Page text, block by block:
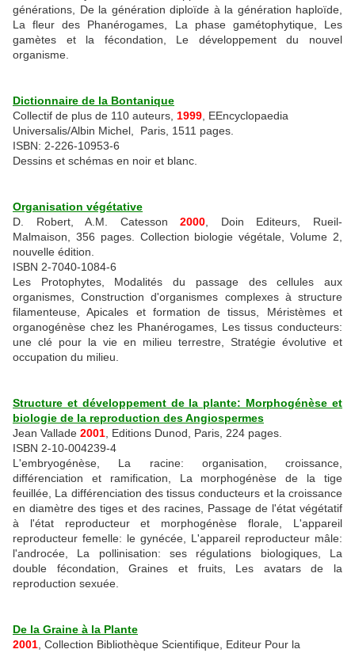
générations, De la génération diploïde à la génération haploïde,
La fleur des Phanérogames, La phase gamétophytique, Les
gamètes et la fécondation, Le développement du nouvel
organisme.
Dictionnaire de la Bontanique
Collectif de plus de 110 auteurs, 1999 , EEncyclopaedia
Universalis/Albin Michel, Paris, 1511 pages.
ISBN: 2-226-10953-6
Dessins et schémas en noir et blanc.
Organisation végétative
D. Robert, A.M. Catesson2000 , Doin Editeurs, Rueil-
Malmaison, 356 pages. Collection biologie végétale, Volume 2,
nouvelle édition.
ISBN 2-7040-1084-6
Les Protophytes, Modalités du passage des cellules aux
organismes, Construction d'organismes complexes à structure
filamenteuse, Apicales et formation de tissus, Méristèmes et
organogénèse chez les Phanérogames, Les tissus conducteurs:
une clé pour la vie en milieu terrestre, Stratégie évolutive et
occupation du milieu.
Structure et développement de la plante: Morphogénèse et
biologie de la reproduction des Angiospermes
Jean Vallade 2001 , Editions Dunod, Paris, 224 pages.
ISBN 2-10-004239-4
L'embryogénèse, La racine: organisation, croissance,
différenciation et ramification, La morphogénèse de la tige
feuillée, La différenciation des tissus conducteurs et la croissance
en diamètre des tiges et des racines, Passage de l'état végétatif
à l'état reproducteur et morphogénèse florale, L'appareil
reproducteur femelle: le gynécée, L'appareil reproducteur mâle:
l'androcée, La pollinisation: ses régulations biologiques, La
double fécondation, Graines et fruits, Les avatars de la
reproduction sexuée.
De la Graine à la Plante
2001 , Collection Bibliothèque Scientifique, Editeur Pour la